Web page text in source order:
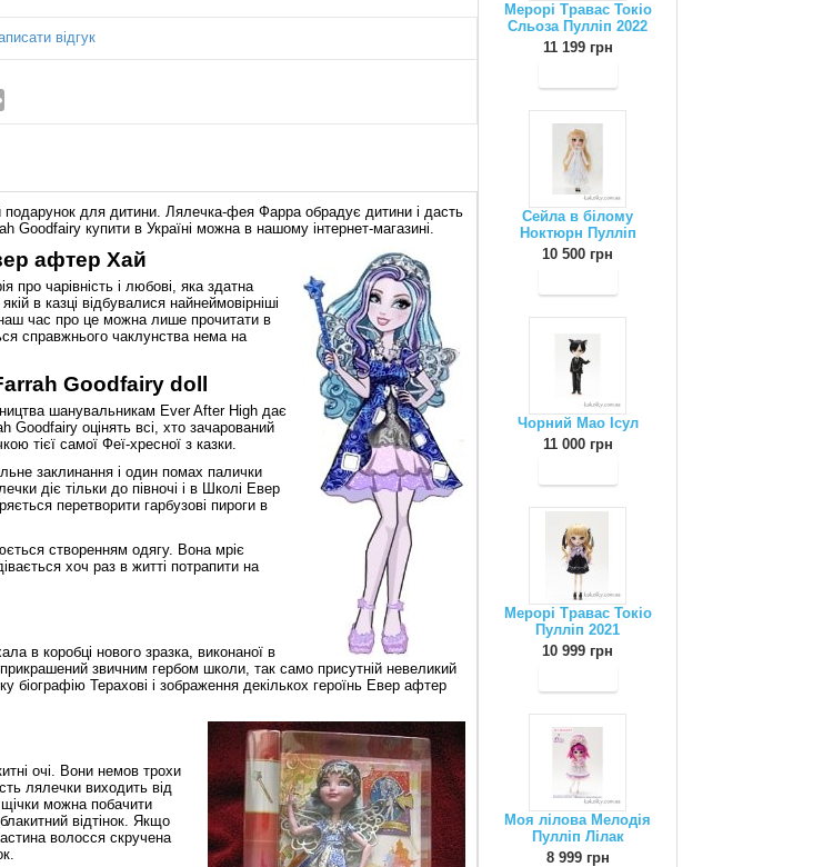
Мерорі Травас Токіо
Сльоза Пулліп 2022
11 199 грн
Сейла в білому
Ноктюрн Пулліп
10 500 грн
Чорний Мао Ісул
11 000 грн
Мерорі Травас Токіо
Пулліп 2021
10 999 грн
Моя лілова Мелодія
Пулліп Лілак
8 999 грн
відгук
для дитини. Лялечка-фея Фарра обрадує дитини і дасть
купити в Україні можна в нашому інтернет-магазині.
афтер Хай
про чарівність і любові, яка здатна
в казці відбувалися найнеймовірніші
наш час про це можна лише прочитати в
справжнього чаклунства нема на
Goodfairy doll
шанувальникам Ever After High дає
Goodfairy оцінять всі, хто зачарований
тієї самої Феї-хресної з казки.
заклинання і один помах палички
діє тільки до півночі і в Школі Евер
перетворити гарбузові пироги в
створенням одягу. Вона мріє
хоч раз в житті потрапити на
в коробці нового зразка, виконаної в
звичним гербом школи, так само присутній невеликий
біографію Терахові і зображення декількох героїнь Евер афтер
очі. Вони немов трохи
лялечки виходить від
можна побачити
відтінок. Якщо
волосся скручена